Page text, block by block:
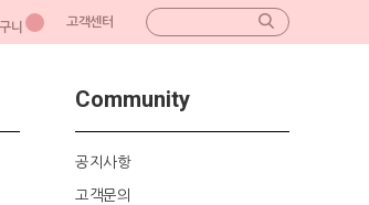
니 고객센터
Community
공지사항
고객문의